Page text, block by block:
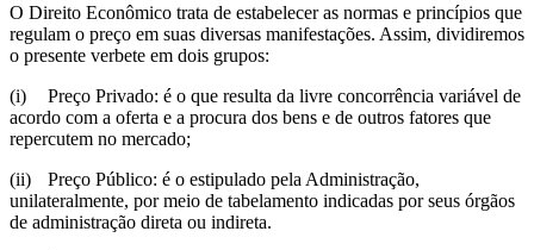
O Direito Econômico trata de estabelecer as normas e princípios que
regulam o preço em suas diversas manifestações. Assim, dividiremos
o presente verbete em dois grupos:
(i)
Preço Privado: é o que resulta da livre concorrência variável de
acordo com a oferta e a procura dos bens e de outros fatores que
repercutem no mercado;
(ii)
Preço Público: é o estipulado pela Administração,
unilateralmente, por meio de tabelamento indicadas por seus órgãos
de administração direta ou indireta.